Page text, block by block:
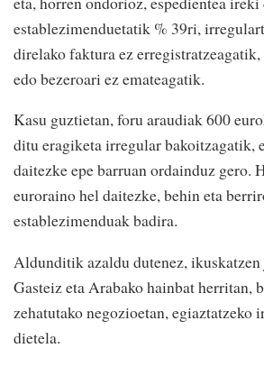
establezimenduetatik % 39ri,
direlako faktura ez
edo bezeroari ez emateagatik.
Kasu guztietan, foru araudiak 600
ditu eragiketa irregular bakoitzagatik,
daitezke epe barruan ordainduz gero.
euroraino hel daitezke, behin eta
establezimenduak badira.
Aldunditik azaldu dutenez,
Gasteiz eta Arabako hainbat herritan,
zehatutako negozioetan, egiaztatzeko
dietela.